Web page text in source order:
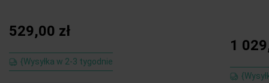
529,00 zł
{Wysyłka w 2-3 tygodnie
1